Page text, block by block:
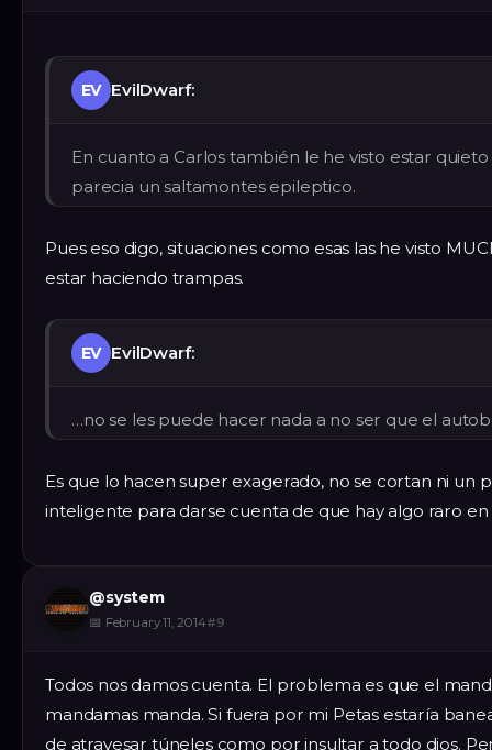
EV EvilDwarf:
En cuanto a Carlos también le he visto estar
parecia un saltamontes epileptico.
Pues eso digo, situaciones como esas las he visto
estar haciendo trampas.
EV EvilDwarf:
…no se les puede hacer nada a no ser que el
Es que lo hacen super exagerado, no se cortan ni un
inteligente para darse cuenta de que hay algo raro en
@system
📅 February 11, 2014#9
Todos nos damos cuenta. El problema es que el
mandamas manda. Si fuera por mi Petas estaría
de atravesar túneles como por insultar a todo dios.